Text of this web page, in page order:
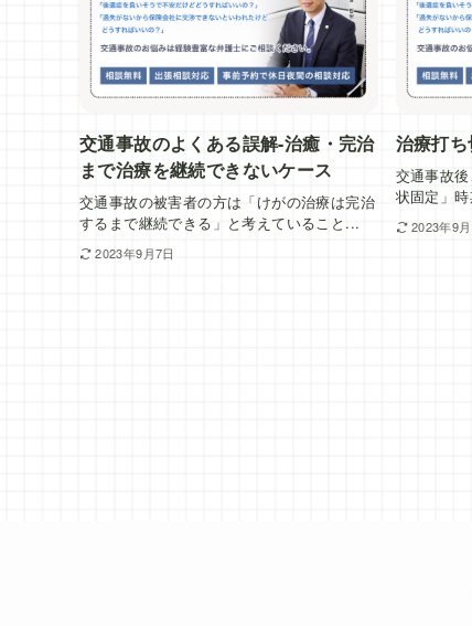
交通事故のよくある誤解-治癒・完治
まで治療を継続できないケース
交通事故の被害者の方は「けがの治療は完治
するまで継続できる」と考えていること...
2023年9月7日
治療打
交通事故
状固定」
2023年9